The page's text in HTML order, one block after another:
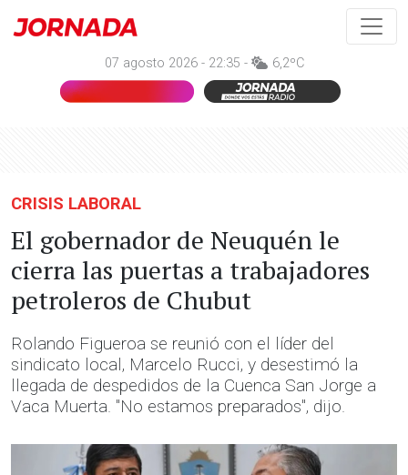
07 agosto 2026 - 22:35 - 6,2ºC
CRISIS LABORAL
El gobernador de Neuquén le
cierra las puertas a trabajadores
petroleros de Chubut
Rolando Figueroa se reunió con el líder del
sindicato local, Marcelo Rucci, y desestimó la
llegada de despedidos de la Cuenca San Jorge a
Vaca Muerta. "No estamos preparados", dijo.